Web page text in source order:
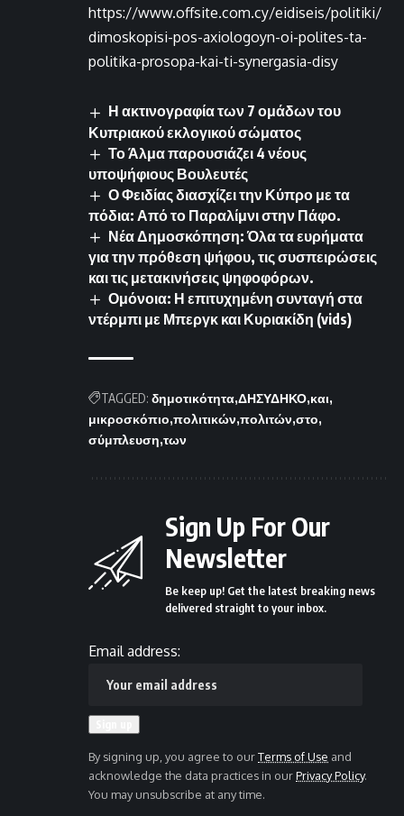
https://www.offsite.com.cy/eidiseis/politiki/
dimoskopisi-pos-axiologoyn-oi-polites-ta-
politika-prosopa-kai-ti-synergasia-disy
Η ακτινογραφία των 7 ομάδων του
Κυπριακού εκλογικού σώματος
Το Άλμα παρουσιάζει 4 νέους
υποψήφιους Βουλευτές
Ο Φειδίας διασχίζει την Κύπρο με τα
πόδια: Από το Παραλίμνι στην Πάφο.
Νέα Δημοσκόπηση: Όλα τα ευρήματα
για την πρόθεση ψήφου, τις συσπειρώσεις
και τις μετακινήσεις ψηφοφόρων.
Ομόνοια: Η επιτυχημένη συνταγή στα
ντέρμπι με Μπεργκ και Κυριακίδη (vids)
TAGGED: δημοτικότητα ΔΗΣΥΔΗΚΟ και
μικροσκόπιο πολιτικών πολιτών στο
σύμπλευση των
Sign Up For Our
Newsletter
Be keep up! Get the latest breaking news
delivered straight to your inbox.
Email address:
By signing up, you agree to ourTerms of Use and
acknowledge the data practices in ourPrivacy Policy.
You may unsubscribe at any time.